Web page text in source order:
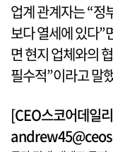
업계 관계자는 “정
보다 열세에 있다”
면 현지 업체와의
필수적”이라고 말
[CEO스코어데일